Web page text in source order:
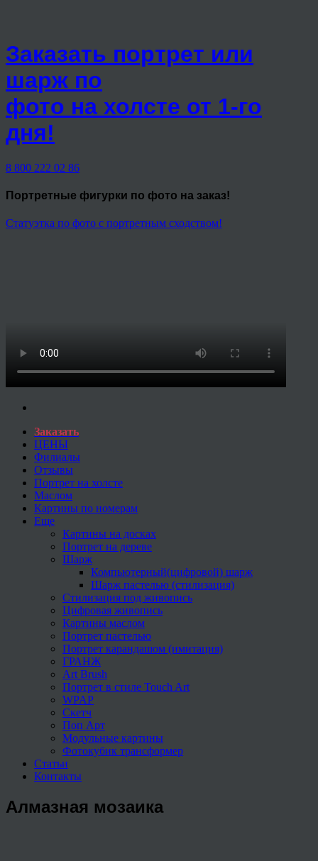
Заказать портрет или
шарж по
фото на холсте от 1-го
дня!
8 800 222 02 86
Портретные фигурки по фото на заказ!
Статуэтка по фото с портретным сходством!
Заказать
ЦЕНЫ
Филиалы
Отзывы
Портрет на холсте
Маслом
Картины по номерам
Еще
Картины на досках
Портрет на дереве
Шарж
Компьютерный(цифровой) шарж
Шарж пастелью (стилизация)
Стилизация под живопись
Цифровая живопись
Картины маслом
Портрет пастелью
Портрет карандашом (имитация)
ГРАНЖ
Art Brush
Портрет в стиле Touch Art
WPAP
Скетч
Поп Арт
Модульные картины
Фотокубик трансформер
Статьи
Контакты
Алмазная мозаика